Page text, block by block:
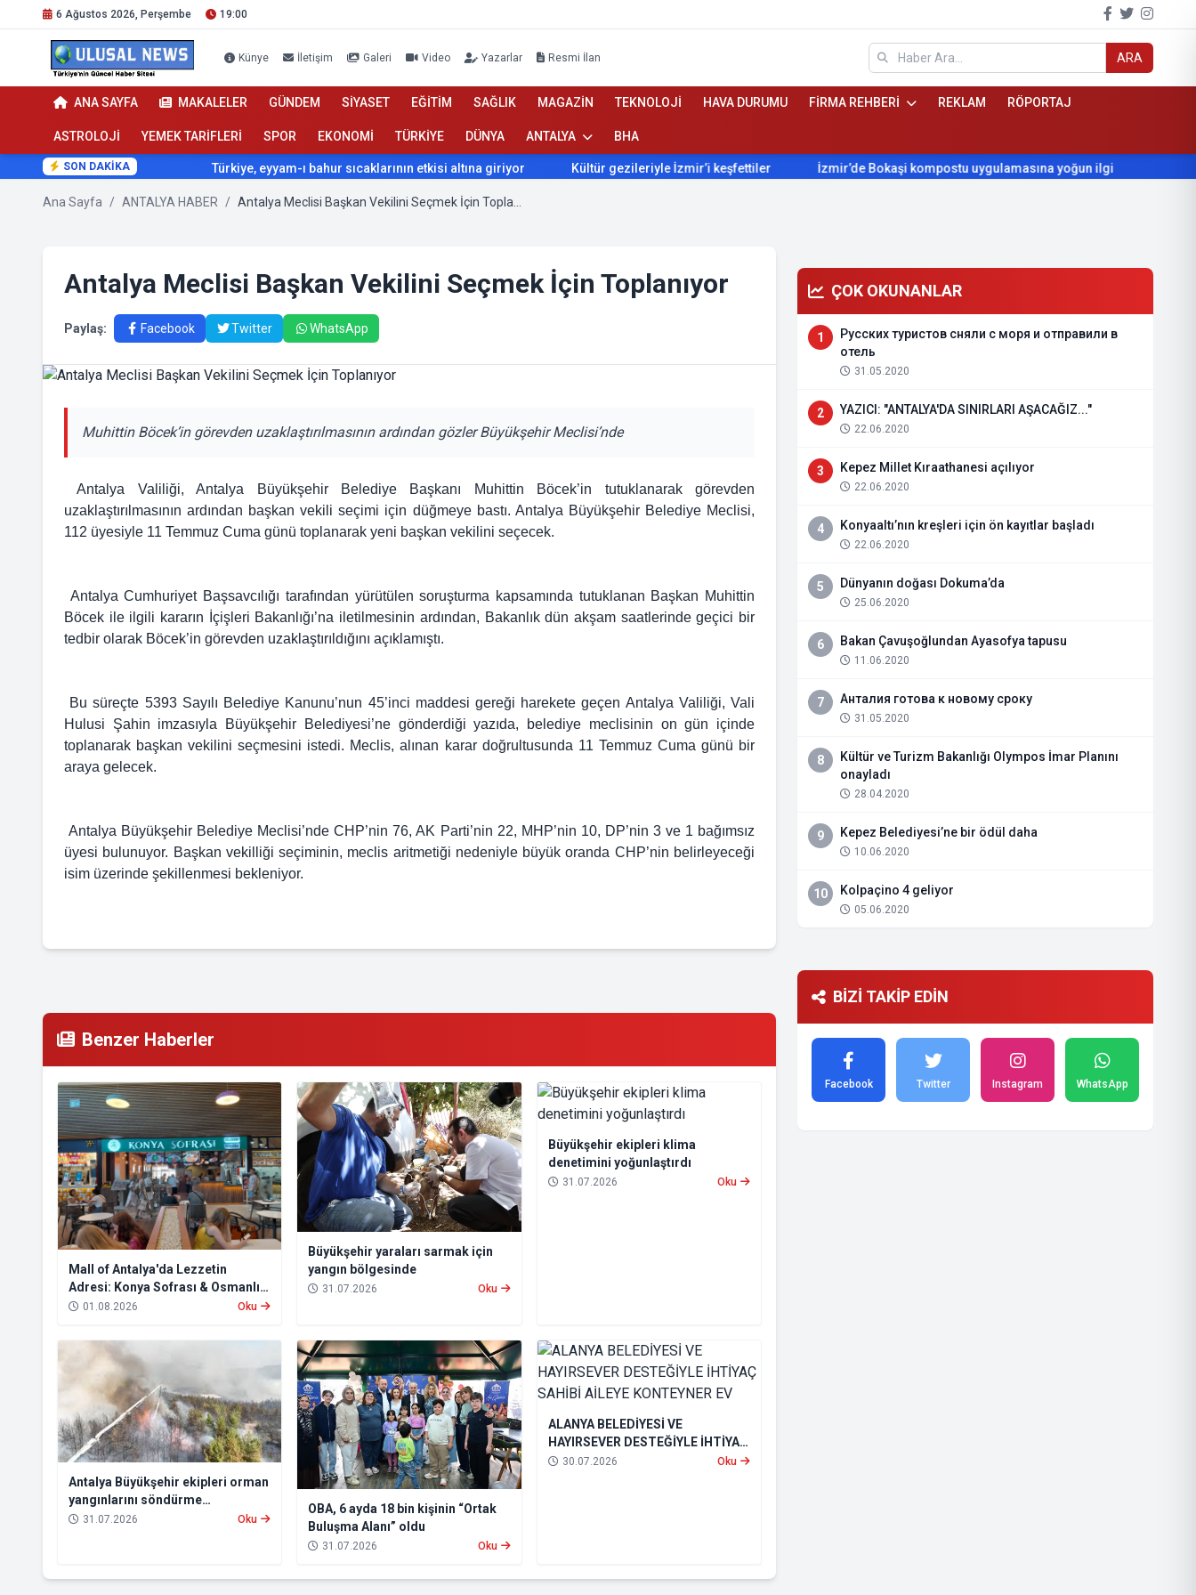
6 Ağustos 2026, Perşembe 19:00
Künye İletişim Galeri Video Yazarlar Resmi İlan ARA
ANA SAYFA MAKALELER GÜNDEM SİYASET EĞİTİM SAĞLIK MAGAZİN TEKNOLOJİ HAVA DURUMU FİRMA REHBERİ REKLAM RÖPORTAJ
ASTROLOJİ YEMEK TARİFLERİ SPOR EKONOMİ TÜRKİYE DÜNYA ANTALYA BHA
SON DAKİKA Türkiye, eyyam-ı bahur sıcaklarının etkisi altına giriyor Kültür gezileriyle İzmir’i keşfettiler İzmir’de Bokaşi kompostu uygulamasına yoğun ilgi
Ana Sayfa / ANTALYA HABER /
Antalya Meclisi Başkan Vekilini Seçmek İçin Toplanıyor
Paylaş: Facebook Twitter WhatsApp
Muhittin Böcek’in görevden uzaklaştırılmasının ardından gözler Büyükşehir Meclisi’nde
Antalya Valiliği, Antalya Büyükşehir Belediye Başkanı Muhittin Böcek’in tutuklanarak görevden
uzaklaştırılmasının ardından başkan vekili seçimi için düğmeye bastı. Antalya Büyükşehir Belediye Meclisi,
112 üyesiyle 11 Temmuz Cuma günü toplanarak yeni başkan vekilini seçecek.
Antalya Cumhuriyet Başsavcılığı tarafından yürütülen soruşturma kapsamında tutuklanan Başkan Muhittin
Böcek ile ilgili kararın İçişleri Bakanlığı’na iletilmesinin ardından, Bakanlık dün akşam saatlerinde geçici bir
tedbir olarak Böcek’in görevden uzaklaştırıldığını açıklamıştı.
Bu süreçte 5393 Sayılı Belediye Kanunu’nun 45’inci maddesi gereği harekete geçen Antalya Valiliği, Vali
Hulusi Şahin imzasıyla Büyükşehir Belediyesi’ne gönderdiği yazıda, belediye meclisinin on gün içinde
toplanarak başkan vekilini seçmesini istedi. Meclis, alınan karar doğrultusunda 11 Temmuz Cuma günü bir
araya gelecek.
Antalya Büyükşehir Belediye Meclisi’nde CHP’nin 76, AK Parti’nin 22, MHP’nin 10, DP’nin 3 ve 1 bağımsız
üyesi bulunuyor. Başkan vekilliği seçiminin, meclis aritmetiği nedeniyle büyük oranda CHP’nin belirleyeceği
isim üzerinde şekillenmesi bekleniyor.
Benzer Haberler
Mall of Antalya'da Lezzetin
Adresi: Konya Sofrası & Osmanlı
Türk Mutfağı
01.08.2026 Oku
Büyükşehir yaraları sarmak için
yangın bölgesinde
31.07.2026 Oku
Büyükşehir ekipleri klima
denetimini yoğunlaştırdı
31.07.2026 Oku
Antalya Büyükşehir ekipleri orman
yangınlarını söndürme
çalışmalarına seferber oldu
31.07.2026 Oku
OBA, 6 ayda 18 bin kişinin “Ortak
Buluşma Alanı” oldu
31.07.2026 Oku
ALANYA BELEDİYESİ VE
HAYIRSEVER DESTEĞİYLE İHTİYAÇ
SAHİBİ AİLEYE KONTEYNER EV
30.07.2026 Oku
ÇOK OKUNANLAR
1
Русских туристов сняли с моря и отправили в
отель
31.05.2020
2 YAZICI: "ANTALYA'DA SINIRLARI AŞACAĞIZ..."
22.06.2020
3 Kepez Millet Kıraathanesi açılıyor
22.06.2020
4 Konyaaltı’nın kreşleri için ön kayıtlar başladı
22.06.2020
5 Dünyanın doğası Dokuma’da
25.06.2020
6 Bakan Çavuşoğlundan Ayasofya tapusu
11.06.2020
7 Анталия готова к новому сроку
31.05.2020
8
Kültür ve Turizm Bakanlığı Olympos İmar Planını
onayladı
28.04.2020
9 Kepez Belediyesi’ne bir ödül daha
10.06.2020
10 Kolpaçino 4 geliyor
05.06.2020
BİZİ TAKİP EDİN
Facebook Twitter Instagram WhatsApp